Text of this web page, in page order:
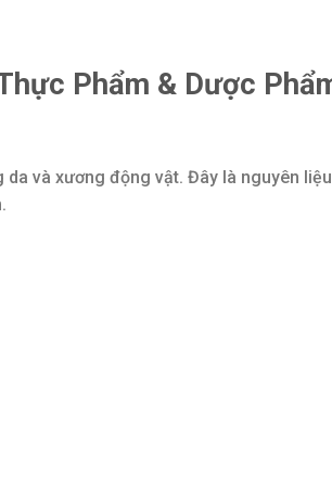
Phẩm & Dược
và xương động vật. Đây là nguyên